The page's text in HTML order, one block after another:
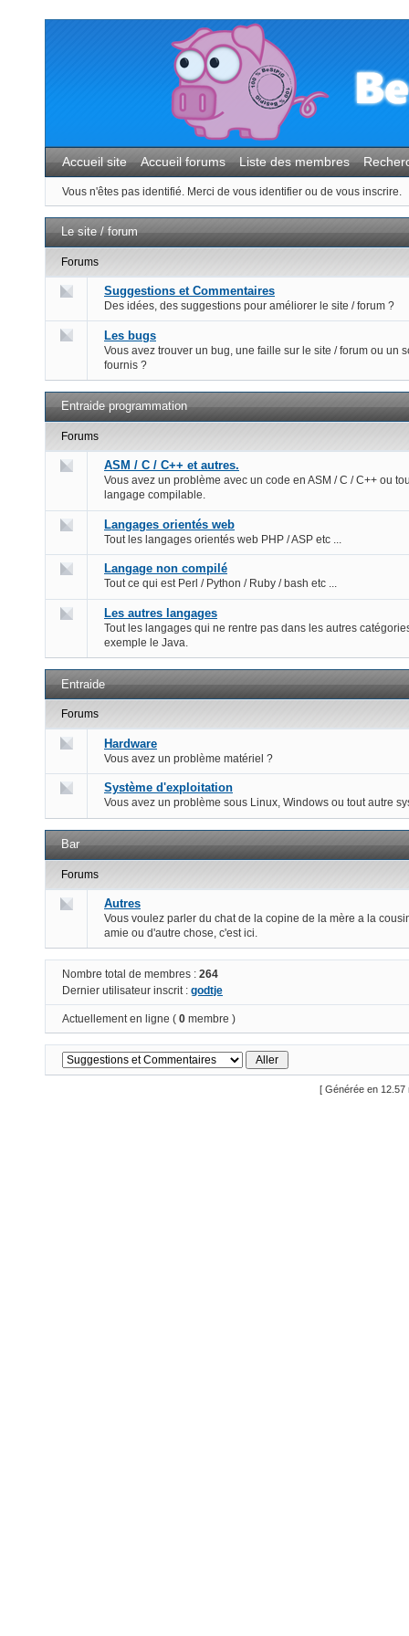
Accueil site Accueil forums Liste des membres
Vous n'êtes pas identifié. Merci de vous identifier ou de vous inscrire.
Le site / forum
Forums
Suggestions et Commentaires
Des idées, des suggestions pour améliorer le site / forum ?
Les bugs
Vous avez trouver un bug, une faille sur le site / forum ou un
fournis ?
Entraide programmation
Forums
ASM / C / C++ et autres.
Vous avez un problème avec un code en ASM / C / C++ ou
langage compilable.
Langages orientés web
Tout les langages orientés web PHP / ASP etc ...
Langage non compilé
Tout ce qui est Perl / Python / Ruby / bash etc ...
Les autres langages
Tout les langages qui ne rentre pas dans les autres
exemple le Java.
Entraide
Forums
Hardware
Vous avez un problème matériel ?
Système d'exploitation
Vous avez un problème sous Linux, Windows ou tout autre
Bar
Forums
Autres
Vous voulez parler du chat de la copine de la mère a la
amie ou d'autre chose, c'est ici.
Nombre total de membres : 264
Dernier utilisateur inscrit : godtje
Actuellement en ligne ( 0 membre )
[ Générée en